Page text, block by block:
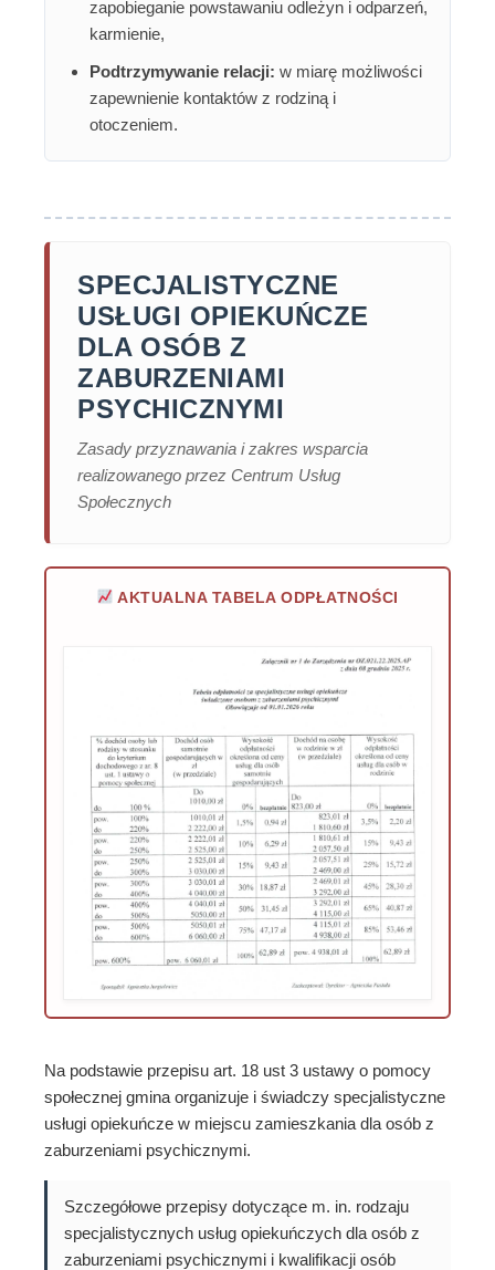
zapobieganie powstawaniu odleżyn i odparzeń,
karmienie,
Podtrzymywanie relacji: w miarę możliwości
zapewnienie kontaktów z rodziną i
otoczeniem.
SPECJALISTYCZNE
USŁUGI OPIEKUŃCZE
DLA OSÓB Z
ZABURZENIAMI
PSYCHICZNYMI
Zasady przyznawania i zakres wsparcia
realizowanego przez Centrum Usług
Społecznych
AKTUALNA TABELA ODPŁATNOŚCI
Na podstawie przepisu art. 18 ust 3 ustawy o pomocy
społecznej gmina organizuje i świadczy specjalistyczne
usługi opiekuńcze w miejscu zamieszkania dla osób z
zaburzeniami psychicznymi.
Szczegółowe przepisy dotyczące m. in. rodzaju
specjalistycznych usług opiekuńczych dla osób z
zaburzeniami psychicznymi i kwalifikacji osób